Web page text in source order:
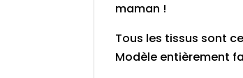
maman !
Tous les tissus sont
Modèle entièrement